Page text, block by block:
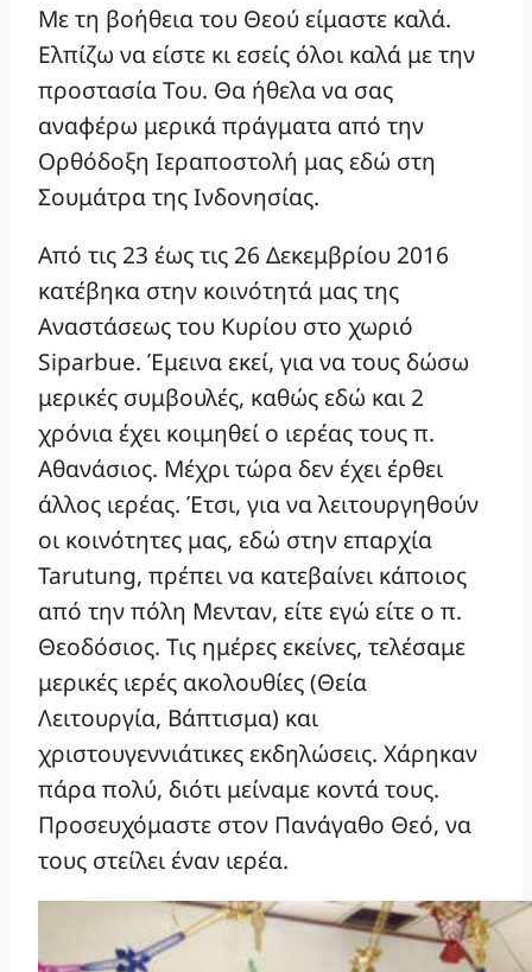
Με τη βοήθεια του Θεού είμαστε καλά.
Ελπίζω να είστε κι εσείς όλοι καλά με την
προστασία Του. Θα ήθελα να σας
αναφέρω μερικά πράγματα από την
Ορθόδοξη Ιεραποστολή μας εδώ στη
Σουμάτρα της Ινδονησίας.
Από τις 23 έως τις 26 Δεκεμβρίου 2016
κατέβηκα στην κοινότητά μας της
Αναστάσεως του Κυρίου στο χωριό
Siparbue. Έμεινα εκεί, για να τους δώσω
μερικές συμβουλές, καθώς εδώ και 2
χρόνια έχει κοιμηθεί ο ιερέας τους π.
Αθανάσιος. Μέχρι τώρα δεν έχει έρθει
άλλος ιερέας. Έτσι, για να λειτουργηθούν
οι κοινότητες μας, εδώ στην επαρχία
Tarutung, πρέπει να κατεβαίνει κάποιος
από την πόλη Μενταν, είτε εγώ είτε ο π.
Θεοδόσιος. Τις ημέρες εκείνες, τελέσαμε
μερικές ιερές ακολουθίες (Θεία
Λειτουργία, Βάπτισμα) και
χριστουγεννιάτικες εκδηλώσεις. Χάρηκαν
πάρα πολύ, διότι μείναμε κοντά τους.
Προσευχόμαστε στον Πανάγαθο Θεό, να
τους στείλει έναν ιερέα.